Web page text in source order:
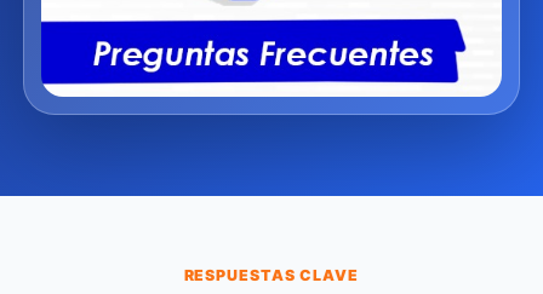
RESPUESTAS CLAVE